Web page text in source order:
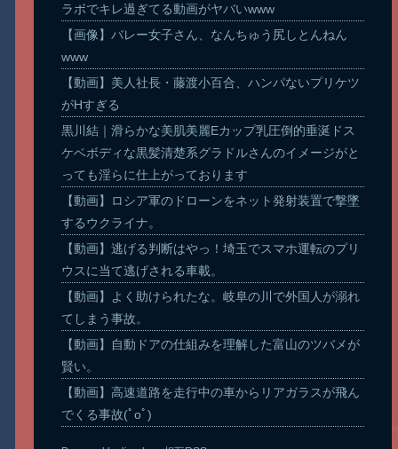
ラボでキレ過ぎてる動画がヤバいwww
【画像】バレー女子さん、なんちゅう尻しとんねん
www
【動画】美人社長・藤渡小百合、ハンパないプリケツ
がHすぎる
黒川結｜滑らかな美肌美麗Eカップ乳圧倒的垂涎ドス
ケベボディな黒髪清楚系グラドルさんのイメージがと
っても淫らに仕上がっております
【動画】ロシア軍のドローンをネット発射装置で撃墜
するウクライナ。
【動画】逃げる判断はやっ！埼玉でスマホ運転のプリ
ウスに当て逃げされる車載。
【動画】よく助けられたな。岐阜の川で外国人が溺れ
てしまう事故。
【動画】自動ドアの仕組みを理解した富山のツバメが
賢い。
【動画】高速道路を走行中の車からリアガラスが飛ん
でくる事故(ﾟoﾟ)